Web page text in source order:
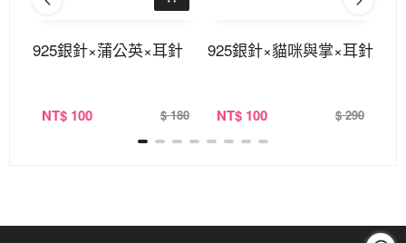
925銀針×蒲公英×耳針
NT$ 100 $ 180
925銀針×貓咪與掌×耳針
NT$ 100 $ 290